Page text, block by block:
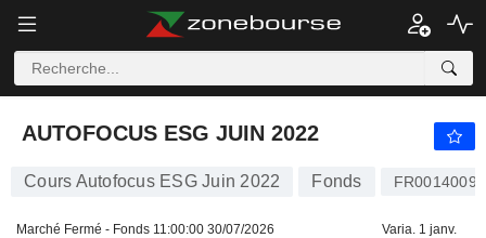
AUTOFOCUS ESG JUIN 2022
AUTOFOCUS ESG JUIN 2022
Cours Autofocus ESG Juin 2022 Fonds
Marché Fermé - Fonds 11:00:00 30/07/2026 Varia. 1 janv.